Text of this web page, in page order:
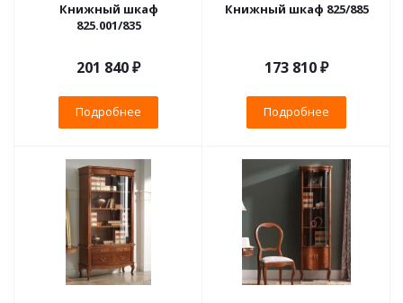
Книжный шкаф
825.001/835
201 840 ₽
Подробнее
Книжный шкаф 825/885
173 810 ₽
Подробнее